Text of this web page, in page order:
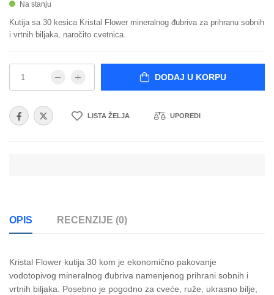
Na stanju
Kutija sa 30 kesica Kristal Flower mineralnog đubriva za prihranu sobnih
i vrtnih biljaka, naročito cvetnica.
DODAJ U KORPU
LISTA ŽELJA UPOREDI
OPIS RECENZIJE (0)
Kristal Flower kutija 30 kom je ekonomično pakovanje
vodotopivog mineralnog đubriva namenjenog prihrani sobnih i
vrtnih biljaka. Posebno je pogodno za cveće, ruže, ukrasno bilje,